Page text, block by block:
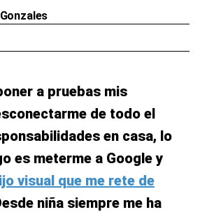
a pruebas mis
de todo el
en casa, lo
es meterme a Google y
visual que me rete de
niña siempre me ha